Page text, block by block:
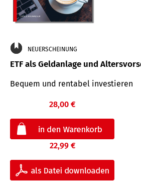
NEUERSCHEINUNG
ETF als Geldanlage und
Bequem und rentabel investieren
28,00 €
22,99 €